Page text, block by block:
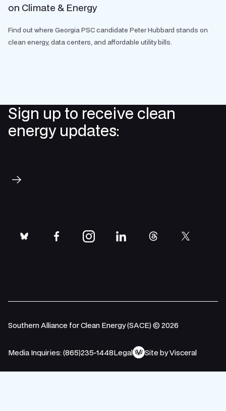
on Climate & Energy
Find out where Georgia PSC candidate Peter Hubbard stands on
clean energy, data centers, and affordable utility bills.
Sign up to receive clean
energy updates:
bluesky facebookinstagramlinkedinthreads twitter
Southern Alliance for Clean Energy (SACE) © 2026
Media Inquiries: (865)235-1448Legal Site by Visceral